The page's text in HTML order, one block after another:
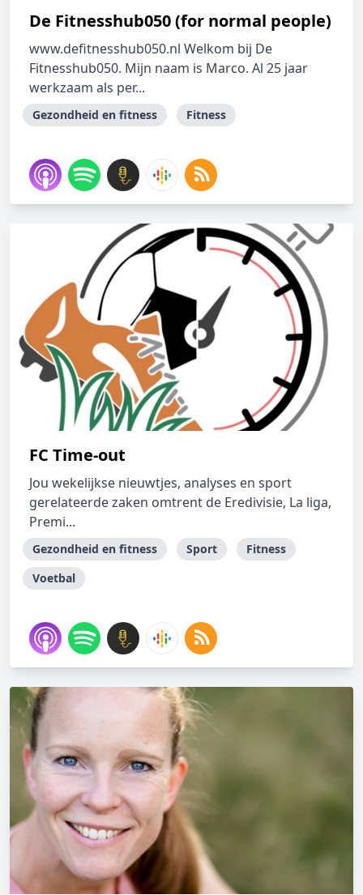
De Fitnesshub050 (for normal people)
www.defitnesshub050.nl Welkom bij De
Fitnesshub050. Mijn naam is Marco. Al 25 jaar
werkzaam als per...
Gezondheid en fitness Fitness
FC Time-out
Jou wekelijkse nieuwtjes, analyses en sport
gerelateerde zaken omtrent de Eredivisie, La liga,
Premi...
Gezondheid en fitness Sport
Fitness
Voetbal